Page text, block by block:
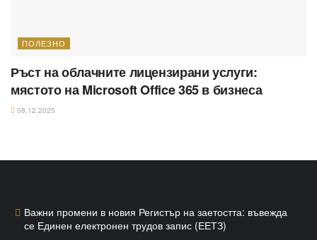
ПОЛЕЗНО
Ръст на облачните лицензирани услуги:
мястото на Microsoft Office 365 в бизнеса
08.12.2025
Важни промени в новия Регистър на заетостта: въвежда
се Единен електронен трудов запис (ЕЕТЗ)